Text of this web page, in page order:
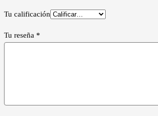
Tu calificación
Tu reseña *